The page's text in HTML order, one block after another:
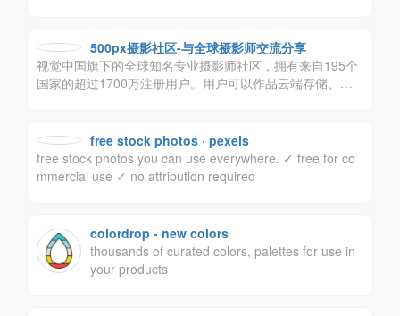
500px摄影社区-与全球摄影师交流分享
视觉中国旗下的全球知名专业摄影师社区，拥有来自195个
国家的超过1700万注册用户。用户可以作品云端存储、参
free stock photos · pexels
free stock photos you can use everywhere. ✓ free for co
mmercial use ✓ no attribution required
colordrop - new colors
thousands of curated colors, palettes for use in
your products